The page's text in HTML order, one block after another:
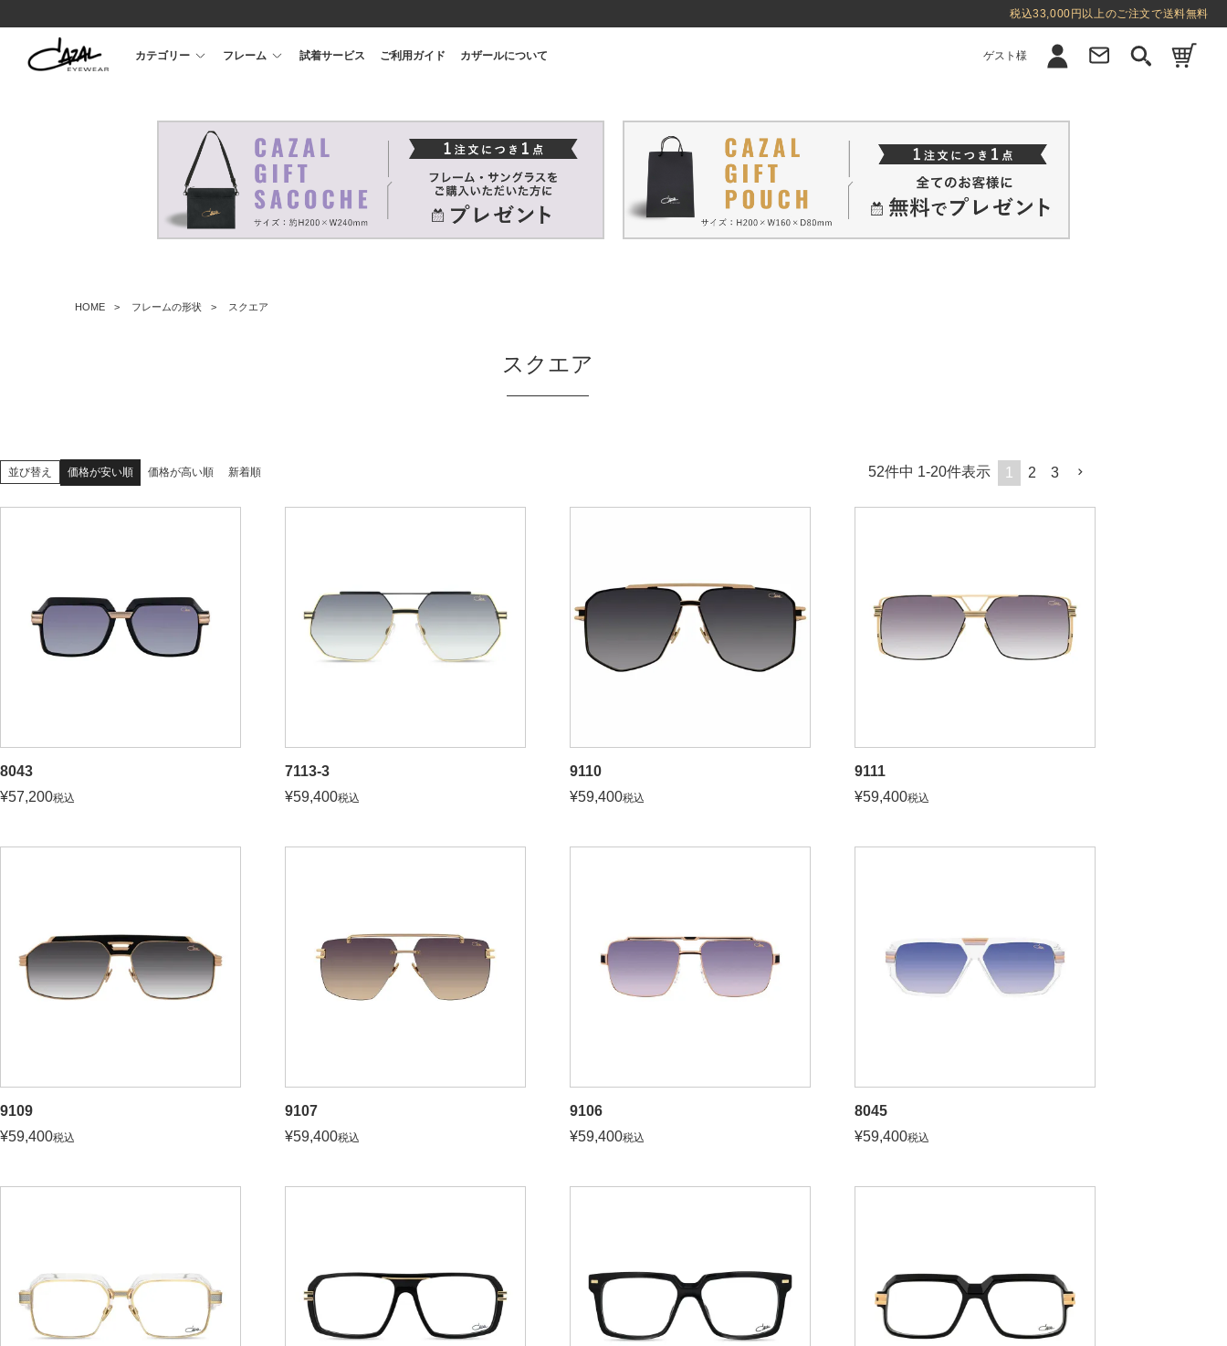
税込33,000円以上のご注文で送料無料
カテゴリー フレーム 試着サービス ご利用ガイド カザールについて ゲスト様
HOME フレームの形状 スクエア
スクエア
並び替え 価格が安い順 価格が高い順 新着順 52件中 1-20件表示 1 2 3
8043
¥57,200税込
7113-3
¥59,400税込
9110
¥59,400税込
9111
¥59,400税込
9109
¥59,400税込
9107
¥59,400税込
9106
¥59,400税込
8045
¥59,400税込